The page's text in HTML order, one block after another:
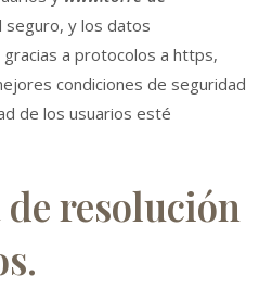
seguro, y los datos
a protocolos a https,
condiciones de seguridad
de los usuarios esté
resolución